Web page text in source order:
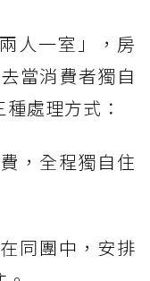
人一室」，房
當消費者獨自
處理方式：
，全程獨自住
同團中，安排